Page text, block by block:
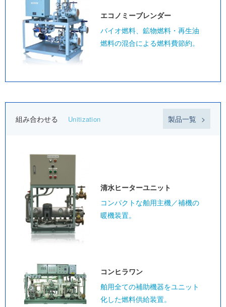
エコノミーブレンダー
バイオ燃料、鉱物燃料・再生油
燃料の混合による燃料費節約。
組み合わせる Unitization 製品一覧
清水ヒーターユニット
コンパクトな舶用主機／補機の
暖機装置。
コンヒラワン
舶用全ての補助機器をユニット
化した燃料供給装置。